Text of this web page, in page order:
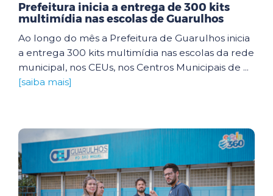
Prefeitura inicia a entrega de 300 kits
multimídia nas escolas de Guarulhos
Ao longo do mês a Prefeitura de Guarulhos inicia
a entrega 300 kits multimídia nas escolas da rede
municipal, nos CEUs, nos Centros Municipais de ...
[saiba mais]